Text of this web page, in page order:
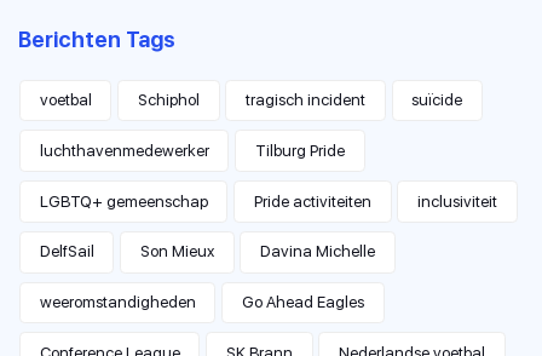
Berichten Tags
voetbal Schiphol tragisch incident suïcide
luchthavenmedewerker Tilburg Pride
LGBTQ+ gemeenschap Pride activiteiten inclusiviteit
DelfSail Son Mieux Davina Michelle
weeromstandigheden Go Ahead Eagles